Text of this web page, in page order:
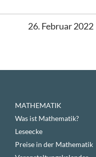
26. Februar 2022
MATHEMATIK
Was ist Mathematik?
Leseecke
Preise in der Mathematik